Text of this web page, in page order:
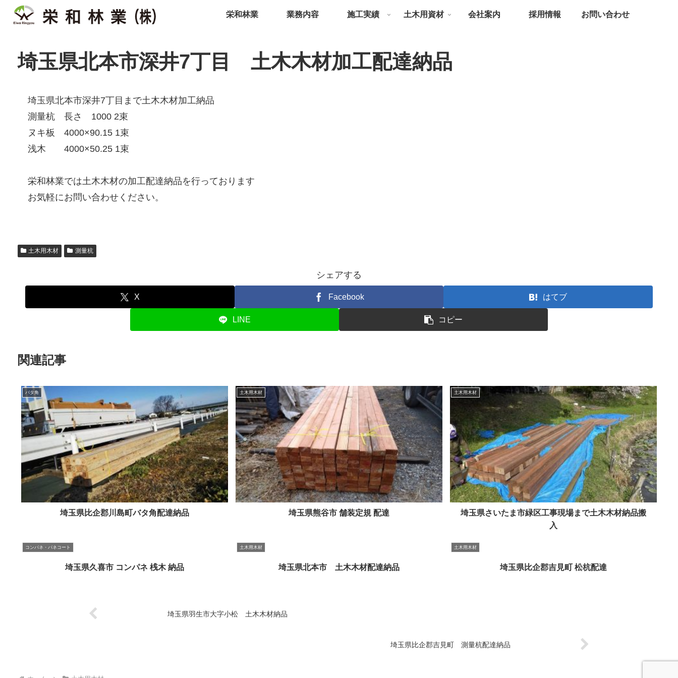
栄和林業 業務内容 施工実績 土木用資材 会社案内 採用情報 お問い合わせ
埼玉県北本市深井7丁目 土木木材加工配達納品
埼玉県北本市深井7丁目まで土木木材加工納品
測量杭 長さ 1000 2束
ヌキ板 4000×90.15 1束
浅木 4000×50.25 1束
栄和林業では土木木材の加工配達納品を行っております
お気軽にお問い合わせください。
土木用木材 測量杭
シェアする
X Facebook はてブ
LINE コピー
関連記事
バタ角
埼玉県比企郡川島町バタ角配達納品
土木用木材
埼玉県熊谷市 舗装定規 配達
土木用木材
埼玉県さいたま市緑区工事現場まで土木木材納品搬
入
コンパネ・パネコート
埼玉県久喜市 コンパネ 桟木 納品
土木用木材
埼玉県北本市 土木木材配達納品
土木用木材
埼玉県比企郡吉見町 松杭配達
埼玉県羽生市大字小松 土木木材納品
埼玉県比企郡吉見町 測量杭配達納品